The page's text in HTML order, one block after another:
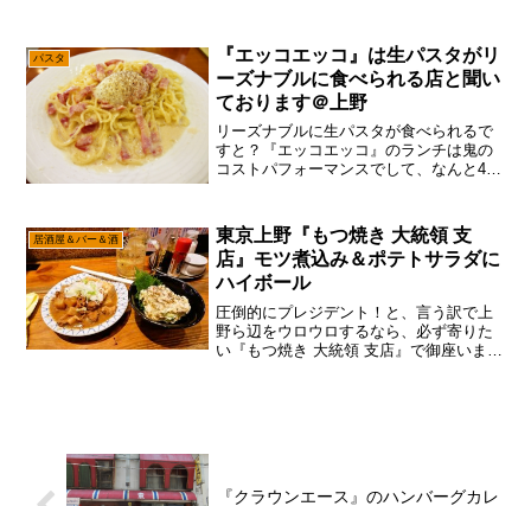
頃出しても大丈夫だ、問題ない。ん
～……そろそろ再び、都内の方...
パスタ
『エッコエッコ』は生パスタがリ
ーズナブルに食べられる店と聞い
ております＠上野
リーズナブルに生パスタが食べられるで
すと？『エッコエッコ』のランチは鬼の
コストパフォーマンスでして、なんと470
知されています。と、言う訳でランチタ
イムだと混むので、ち...
居酒屋＆バー＆酒
東京上野『もつ焼き 大統領 支
店』モツ煮込み＆ポテトサラダに
ハイボール
圧倒的にプレジデント！と、言う訳で上
野ら辺をウロウロするなら、必ず寄りた
い『もつ焼き 大統領 支店』で御座いま
『クラウンエース』のハンバーグカレ